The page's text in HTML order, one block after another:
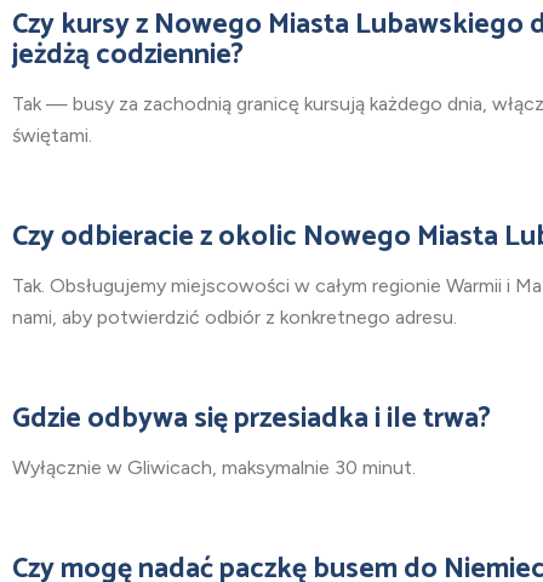
Czy kursy z Nowego Miasta Lubawskiego
jeżdżą codziennie?
Tak — busy za zachodnią granicę kursują każdego dnia,
świętami.
Czy odbieracie z okolic Nowego Miasta
Tak. Obsługujemy miejscowości w całym regionie Warmii i
nami, aby potwierdzić odbiór z konkretnego adresu.
Gdzie odbywa się przesiadka i ile trwa?
Wyłącznie w Gliwicach, maksymalnie 30 minut.
Czy mogę nadać paczkę busem do